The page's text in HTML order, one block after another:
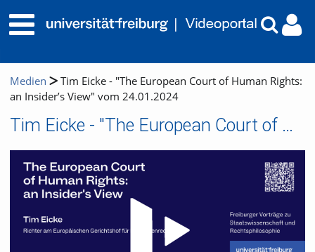
Medien
Tim Eicke - "The European Court of Human Rights:
an Insider’s View" vom 24.01.2024
Tim Eicke - "The European Court of Human Rights: an Insider’s View" vom 24.01.2024